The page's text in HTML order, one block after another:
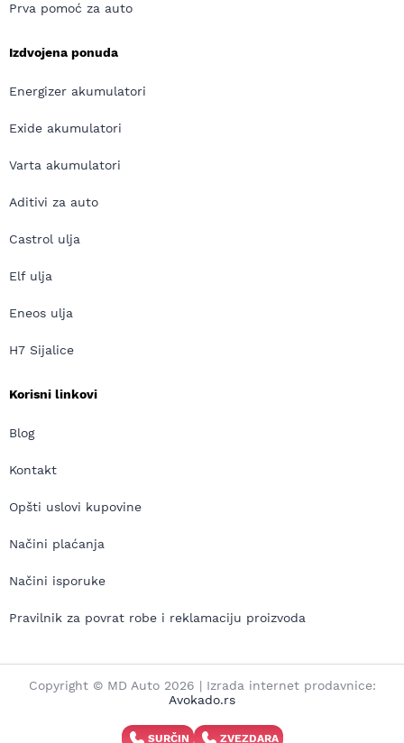
Prva pomoć za auto
Izdvojena ponuda
Energizer akumulatori
Exide akumulatori
Varta akumulatori
Aditivi za auto
Castrol ulja
Elf ulja
Eneos ulja
H7 Sijalice
Korisni linkovi
Blog
Kontakt
Opšti uslovi kupovine
Načini plaćanja
Načini isporuke
Pravilnik za povrat robe i reklamaciju proizvoda
Copyright © MD Auto 2026 | Izrada internet prodavnice:
Avokado.rs
SURČIN ZVEZDARA